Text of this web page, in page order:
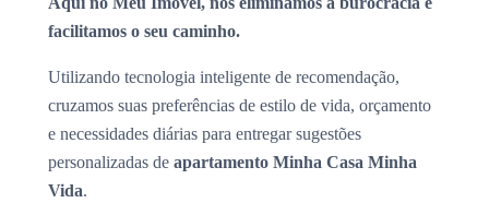
facilitamos o seu caminho.
Utilizando tecnologia inteligente de recomendação,
cruzamos suas preferências de estilo de vida, orçamento
e necessidades diárias para entregar sugestões
personalizadas de apartamento Minha Casa Minha
Vida.